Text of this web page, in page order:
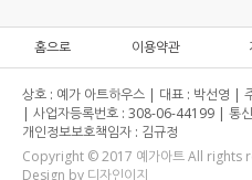
홈으로 이용약관
상호 : 예가 아트하우스 | 대표 : 박선영 |
| 사업자등록번호 : 308-06-44199 | 통
개인정보보호책임자 : 김규정
Copyright © 2017 예가아트 All rights
Design by 디자인이지